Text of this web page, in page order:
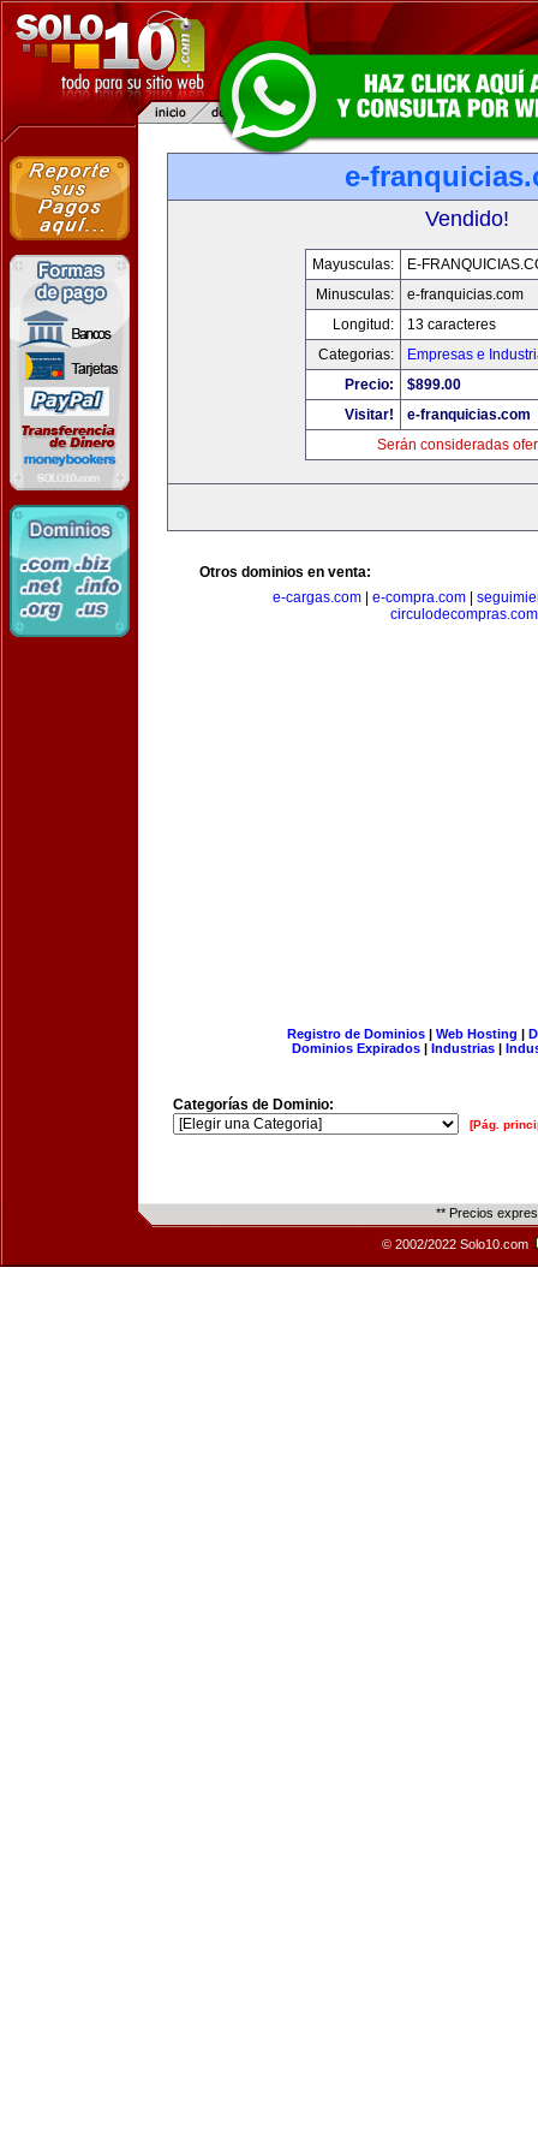
e-
Vendido!
Mayusculas:
E-
Minusculas:
e-franquicias.com
Longitud:
13 caracteres
Categorias:
Empresas e
Precio:
$899.00
Visitar!
e-franquicias.com
Serán consideradas
Otros dominios en venta:
e-cargas.com| e-compra.com|
circulodecompras.com
Registro de Dominios| Web Hosting |
Dominios Expirados | Industrias |
Categorías de Dominio:
[Pág.
** Precios
© 2002/2022 Solo10.com